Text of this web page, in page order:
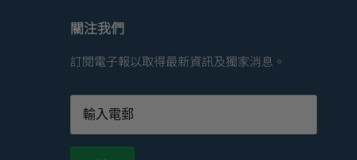
關注我們
訂閱電子報以取得最新資訊及獨家消息。